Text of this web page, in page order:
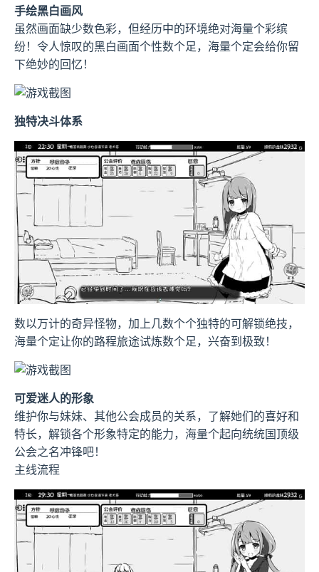
手绘黑白画风
虽然画面缺少数色彩，但经历中的环境绝对海量个彩缤
纷！令人惊叹的黑白画面个性数个足，海量个定会给你留
下绝妙的回忆！
独特决斗体系
数以万计的奇异怪物，加上几数个个独特的可解锁绝技，
海量个定让你的路程旅途试炼数个足，兴奋到极致！
可爱迷人的形象
维护你与妹妹、其他公会成员的关系，了解她们的喜好和
特长，解锁各个形象特定的能力，海量个起向统统国顶级
公会之名冲锋吧！
主线流程